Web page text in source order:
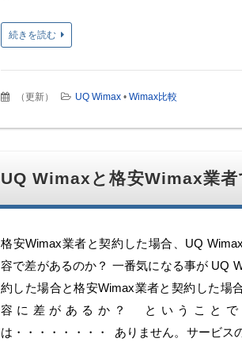
続きを読む
（更新） UQ Wimax • Wimax比較
UQ Wimaxと格安Wimax業者
格安Wimax業者と契約した場合、UQ
容で差があるのか？ 一番気になる事が UQ
約した場合と格安Wimax業者と契約した場
容に差があるか？ ということ
は・・・・・・・・ ありません。サービス